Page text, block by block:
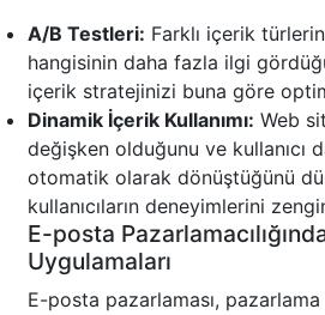
A/B Testleri: Farklı içerik
hangisinin daha fazla ilgi
içerik stratejinizi buna göre
Dinamik İçerik Kullanımı: Web
değişken olduğunu ve kullanıcı
otomatik olarak dönüştüğünü
kullanıcıların deneyimlerini
E-posta
Uygulamaları
E-posta pazarlaması,